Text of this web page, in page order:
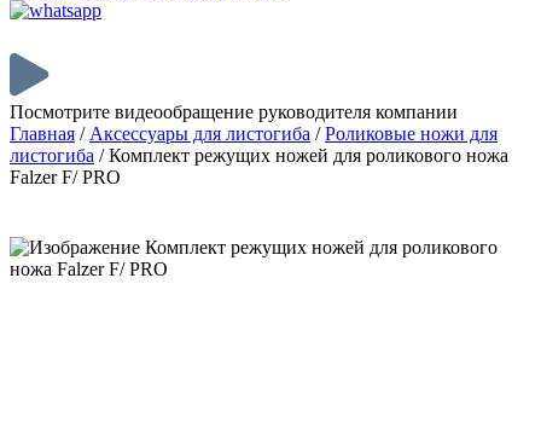
Главная / Аксессуары для листогиба /Роликовые ножи для
листогиба /Комплект режущих ножей для роликового ножа
Falzer F/ PRO
Посмотрите видеообращение руководителя компании